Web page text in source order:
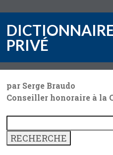
PRIVÉ
par Serge Braudo
Conseiller honoraire à la